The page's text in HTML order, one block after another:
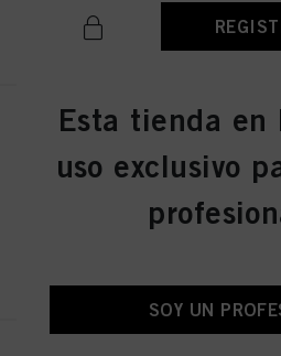
IGORA
N.º de IDH
Esta tienda en
uso exclusivo
SOY UN